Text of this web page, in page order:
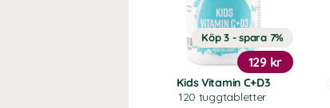
Kids Vitamin C+D3
120 tuggtabletter
Köp 3 - spara 7%
129 kr